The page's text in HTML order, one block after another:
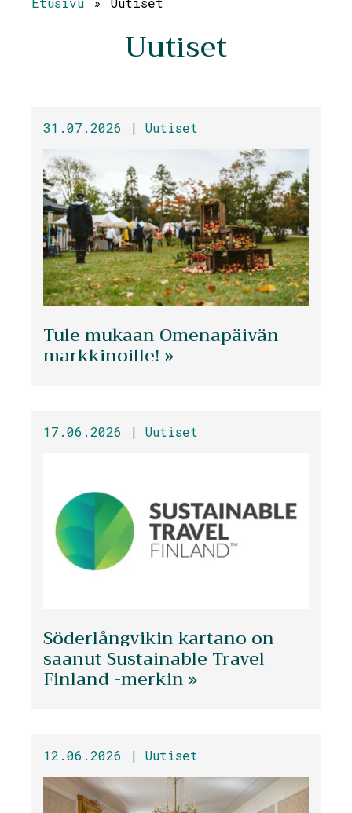
Uutiset
31.07.2026 | Uutiset
Tule mukaan Omenapäivän
markkinoille! »
17.06.2026 | Uutiset
Söderlångvikin kartano on
saanut Sustainable Travel
Finland -merkin »
12.06.2026 | Uutiset